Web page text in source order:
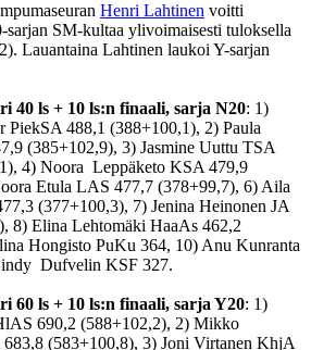
Henri Lahtinen voitti
SM-kultaa ylivoimaisesti tuloksella
Lauantaina Lahtinen laukoi Y-sarjan
40 ls + 10 ls:n finaali, sarja N20: 1)
PiekSA 488,1 (388+100,1), 2) Paula
(385+102,9), 3) Jasmine Uuttu TSA
4) Noora Leppäketo KSA 479,9
Etula LAS 477,7 (378+99,7), 6) Aila
(377+100,3), 7) Jenina Heinonen JA
8) Elina Lehtomäki HaaAs 462,2
Hongisto PuKu 364, 10) Anu Kunranta
Dufvelin KSF 327.
60 ls + 10 ls:n finaali, sarja Y20: 1)
690,2 (588+102,2), 2) Mikko
(583+100,8), 3) Joni Virtanen KhjA